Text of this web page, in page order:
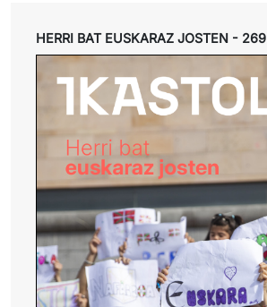
HERRI BAT EUSKARAZ JOSTEN - 269